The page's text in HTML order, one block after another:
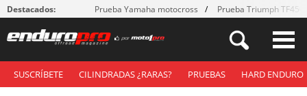
Destacados: Prueba Yamaha motocross Prueba Triumph
SUSCRÍBETE CILINDRADAS ¿RARAS? PRUEBAS HARD ENDURO